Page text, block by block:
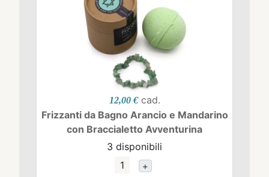
12,00 € cad.
Frizzanti da Bagno Arancio e Mandarino
con Braccialetto Avventurina
3 disponibili
+